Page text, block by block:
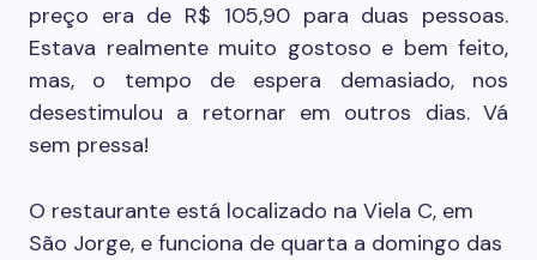
preço era de R$ 105,90 para duas pessoas.
Estava realmente muito gostoso e bem feito,
mas, o tempo de espera demasiado, nos
desestimulou a retornar em outros dias. Vá
sem pressa!
O restaurante está localizado na Viela C, em
São Jorge, e funciona de quarta a domingo das